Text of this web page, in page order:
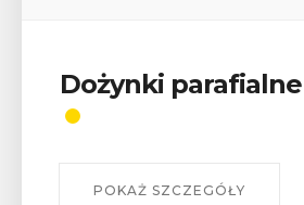
Dożynki
POKAŻ SZCZEGÓŁY